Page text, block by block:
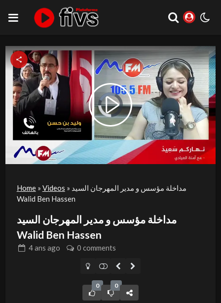
Video
Player
is
loading.
Play
Video
Home» Videos » مداخلة مؤسس و مدير المهرجان السيد
Walid Ben Hassen
مداخلة مؤسس و مدير المهرجان السيد
Walid Ben Hassen
4 ans ago 0 comments
0 0